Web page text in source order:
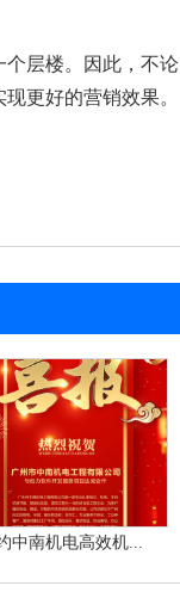
个层楼。因此，不论
更好的营销效果。
中南机电高效机...